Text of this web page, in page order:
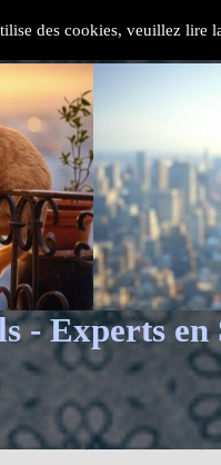
des cookies, veuillez lire
- Experts en